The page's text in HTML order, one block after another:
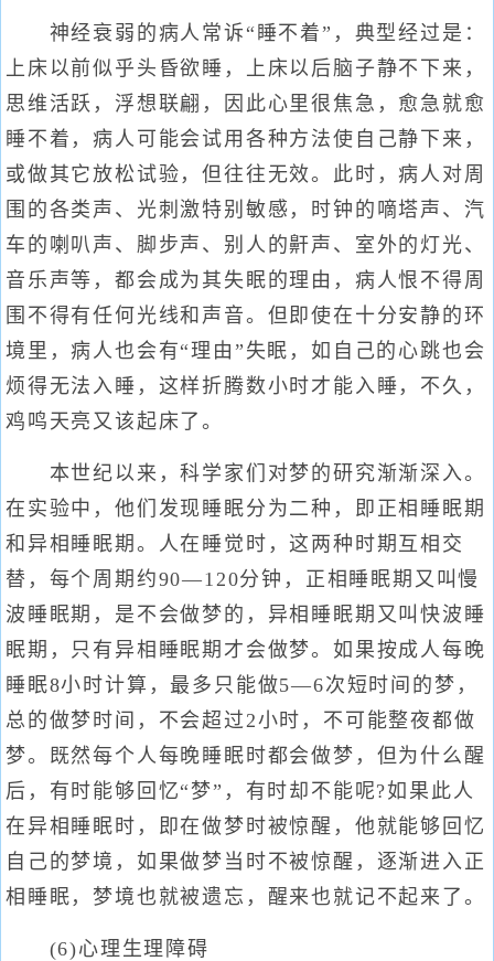
神经衰弱的病人常诉“睡不着”，典型经过是：
上床以前似乎头昏欲睡，上床以后脑子静不下来，
思维活跃，浮想联翩，因此心里很焦急，愈急就愈
睡不着，病人可能会试用各种方法使自己静下来，
或做其它放松试验，但往往无效。此时，病人对周
围的各类声、光刺激特别敏感，时钟的嘀塔声、汽
车的喇叭声、脚步声、别人的鼾声、室外的灯光、
音乐声等，都会成为其失眠的理由，病人恨不得周
围不得有任何光线和声音。但即使在十分安静的环
境里，病人也会有“理由”失眠，如自己的心跳也会
烦得无法入睡，这样折腾数小时才能入睡，不久，
鸡鸣天亮又该起床了。
本世纪以来，科学家们对梦的研究渐渐深入。
在实验中，他们发现睡眠分为二种，即正相睡眠期
和异相睡眠期。人在睡觉时，这两种时期互相交
替，每个周期约90—120分钟，正相睡眠期又叫慢
波睡眠期，是不会做梦的，异相睡眠期又叫快波睡
眠期，只有异相睡眠期才会做梦。如果按成人每晚
睡眠8小时计算，最多只能做5—6次短时间的梦，
总的做梦时间，不会超过2小时，不可能整夜都做
梦。既然每个人每晚睡眠时都会做梦，但为什么醒
后，有时能够回忆“梦”，有时却不能呢?如果此人
在异相睡眠时，即在做梦时被惊醒，他就能够回忆
自己的梦境，如果做梦当时不被惊醒，逐渐进入正
相睡眠，梦境也就被遗忘，醒来也就记不起来了。
(6)心理生理障碍